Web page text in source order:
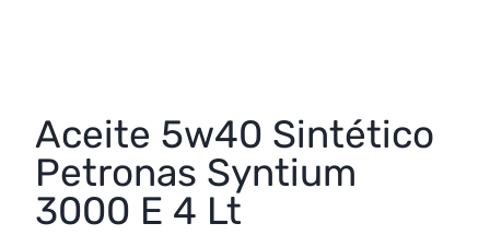
Aceite 5w40 Sintético
Petronas Syntium
3000 E 4 Lt